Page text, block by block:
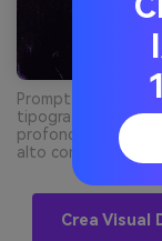
Prompt: design
tipografia centrata
profondo
alto contrasto,
Crea Visual